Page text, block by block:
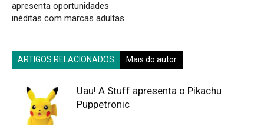
apresenta oportunidades
inéditas com marcas adultas
ARTIGOS RELACIONADOS Mais do autor
Uau! A Stuff apresenta o Pikachu
Puppetronic